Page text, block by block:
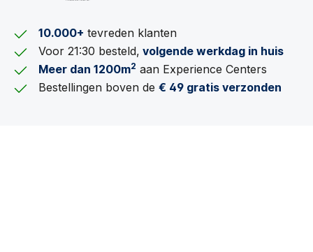
10.000+ tevreden klanten
Voor 21:30 besteld, volgende werkdag in huis
Meer dan 1200m2 aan Experience Centers
Bestellingen boven de€ 49 gratis verzonden